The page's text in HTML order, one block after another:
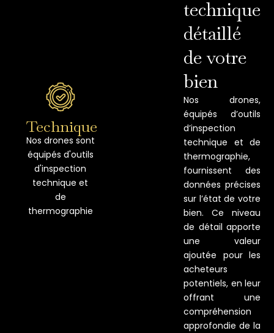
Technique
Nos drones sont
équipés d'outils
d'inspection
technique et
de
thermographie
technique
détaillé
de votre
bien
Nos drones,
équipés d’outils
d’inspection
technique et de
thermographie,
fournissent des
données précises
sur l’état de votre
bien. Ce niveau
de détail apporte
une valeur
ajoutée pour les
acheteurs
potentiels, en leur
offrant une
compréhension
approfondie de la